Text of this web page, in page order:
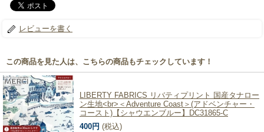
レビューを書く
この商品を見た人は、こちらの商品もチェックしています！
LIBERTY FABRICS リバティプリント 国産タナロー
ン生地<br>＜Adventure Coast＞(アドベンチャー・
コースト)【シャウエンブルー】DC31865-C
400円 (税込)